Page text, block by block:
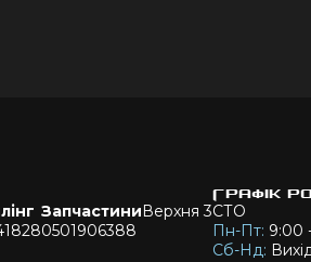
Запчастини
0501906388
Верхня 3
Графік
СТО
Пн-Пт: 9:00
Сб-Нд: